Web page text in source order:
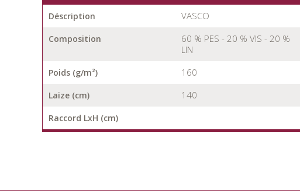
Déscription VASCO
Composition
60 % PES - 20 % VIS - 20 %
LIN
Poids (g/m²) 160
Laize (cm) 140
Raccord LxH (cm)